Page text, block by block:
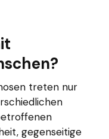
treten nur
gegenseitige